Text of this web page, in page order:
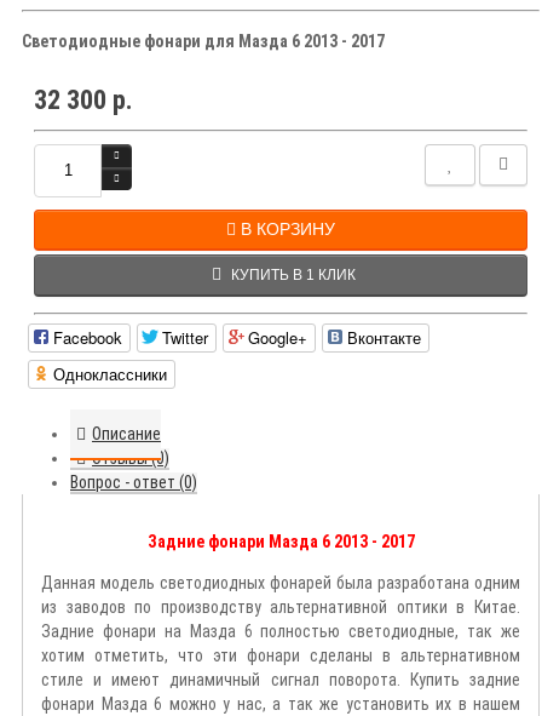
Светодиодные фонари для Мазда 6 2013 - 2017
32 300 р.
В КОРЗИНУ
КУПИТЬ В 1 КЛИК
Facebook Twitter Google+
Вконтакте
Одноклассники
Описание
Отзывы (0)
Вопрос - ответ (0)
Задние фонари Мазда 6 2013 - 2017
Данная модель светодиодных фонарей была разработана одним
из заводов по производству альтернативной оптики в Китае.
Задние фонари на Мазда 6 полностью светодиодные, так же
хотим отметить, что эти фонари сделаны в альтернативном
стиле и имеют динамичный сигнал поворота. Купить задние
фонари Мазда 6 можно у нас, а так же установить их в нашем